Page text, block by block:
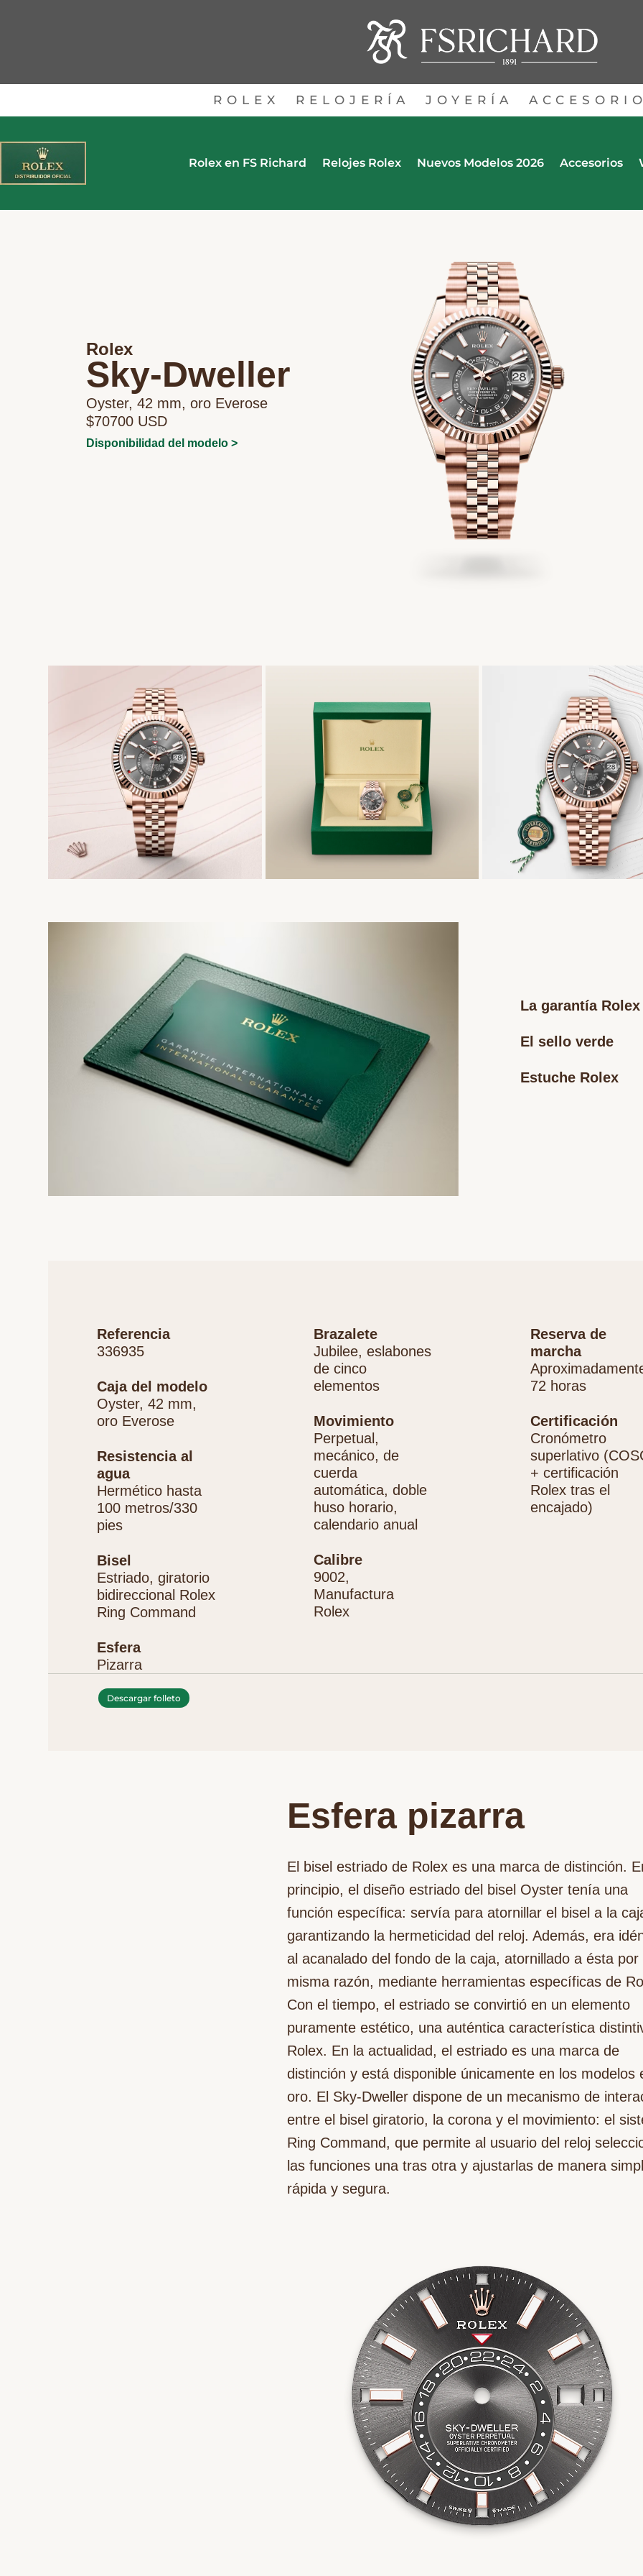
ROLEX RELOJERÍA JOYERÍA
Rolex en FS Richard Relojes Rolex Nuevos Modelos 2026 Accesorios
Rolex
Sky-Dweller
Oyster, 42 mm, oro Everose
$70700 USD
Disponibilidad del modelo >
La garantía Rolex
El sello verde
Estuche Rolex
Referencia
336935
Caja del modelo
Oyster, 42 mm,
oro Everose
Resistencia al
agua
Hermético hasta
100 metros/330
pies
Bisel
Estriado, giratorio
bidireccional Rolex
Ring Command
Esfera
Pizarra
Brazalete
Jubilee, eslabones
de cinco
elementos
Movimiento
Perpetual,
mecánico, de
cuerda
automática, doble
huso horario,
calendario anual
Calibre
9002,
Manufactura
Rolex
Reserva de
marcha
72 horas
Certificación
Cronómetro
superlativo
+ certificación
Rolex tras el
encajado)
Descargar folleto
Esfera pizarra
El bisel estriado de Rolex es una marca de distinción.
principio, el diseño estriado del bisel Oyster tenía una
función específica: servía para atornillar el bisel a la
garantizando la hermeticidad del reloj. Además, era
al acanalado del fondo de la caja, atornillado a ésta por
misma razón, mediante herramientas específicas de
Con el tiempo, el estriado se convirtió en un elemento
puramente estético, una auténtica característica
Rolex. En la actualidad, el estriado es una marca de
distinción y está disponible únicamente en los modelos
oro. El Sky-Dweller dispone de un mecanismo de
entre el bisel giratorio, la corona y el movimiento: el
Ring Command, que permite al usuario del reloj
las funciones una tras otra y ajustarlas de manera
rápida y segura.